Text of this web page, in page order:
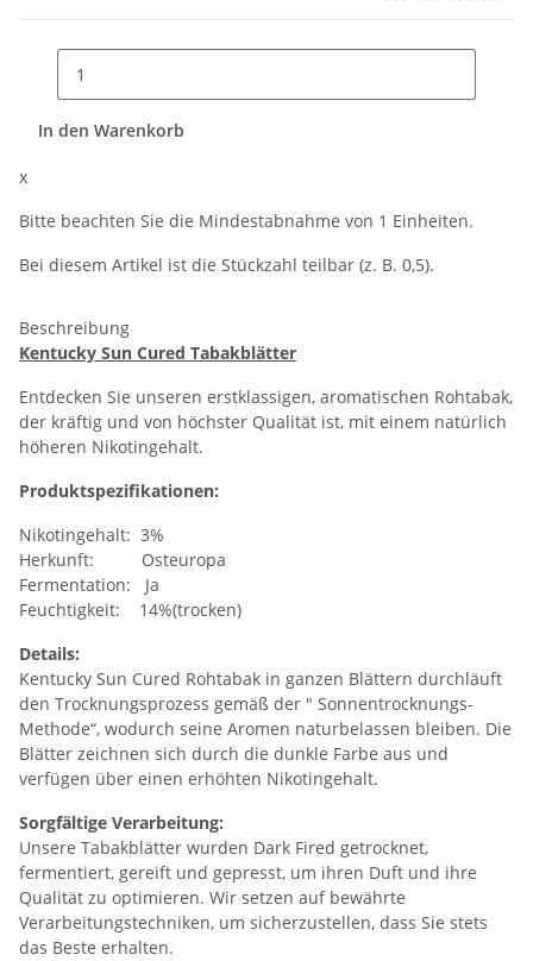
In den Warenkorb
x
Bitte beachten Sie die Mindestabnahme von 1 Einheiten.
Bei diesem Artikel ist die Stückzahl teilbar (z. B. 0,5).
Beschreibung
Kentucky Sun Cured Tabakblätter
Entdecken Sie unseren erstklassigen, aromatischen Rohtabak,
der kräftig und von höchster Qualität ist, mit einem natürlich
höheren Nikotingehalt.
Produktspezifikationen:
Nikotingehalt: 3%
Herkunft: Osteuropa
Fermentation: Ja
Feuchtigkeit: 14%(trocken)
Details:
Kentucky Sun Cured Rohtabak in ganzen Blättern durchläuft
den Trocknungsprozess gemäß der " Sonnentrocknungs-
Methode“, wodurch seine Aromen naturbelassen bleiben. Die
Blätter zeichnen sich durch die dunkle Farbe aus und
verfügen über einen erhöhten Nikotingehalt.
Sorgfältige Verarbeitung:
Unsere Tabakblätter wurden Dark Fired getrocknet,
fermentiert, gereift und gepresst, um ihren Duft und ihre
Qualität zu optimieren. Wir setzen auf bewährte
Verarbeitungstechniken, um sicherzustellen, dass Sie stets
das Beste erhalten.